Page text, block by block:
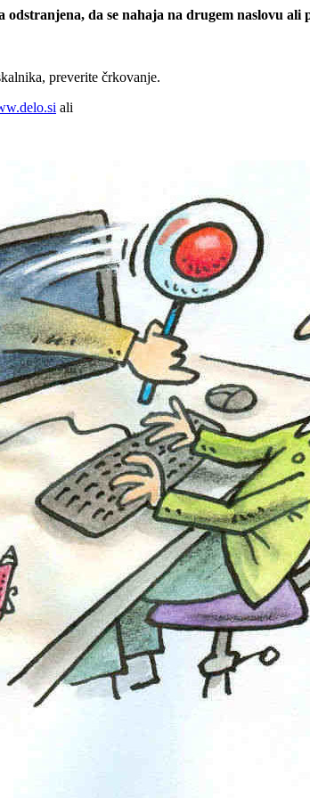
da se nahaja na drugem naslovu ali
preverite črkovanje.
ali